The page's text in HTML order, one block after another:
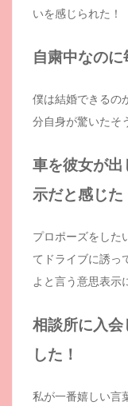
いを感じられた！
自粛中なのに
僕は結婚できるの
分自身が驚いたそ
車を彼女が
示だと感じた
プロポーズをした
てドライブに誘っ
よと言う意思表示
相談所に入会
した！
私が一番嬉しい言